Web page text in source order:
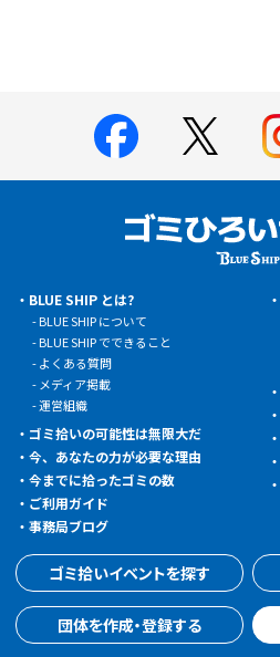
BLUE SHIP とは?
BLUE SHIP について
BLUE SHIP でできること
よくある質問
メディア掲載
運営組織
ゴミ拾いの可能性は無限大だ
今、あなたの力が必要な理由
今までに拾ったゴミの数
ご利用ガイド
事務局ブログ
ゴミ拾いイベントを探す
団体を作成・登録する